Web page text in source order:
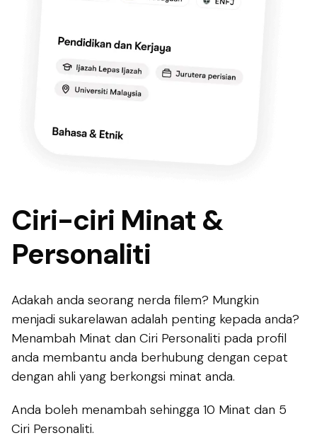
Ciri-ciri Minat &
Personaliti
Adakah anda seorang nerda filem? Mungkin
menjadi sukarelawan adalah penting kepada anda?
Menambah Minat dan Ciri Personaliti pada profil
anda membantu anda berhubung dengan cepat
dengan ahli yang berkongsi minat anda.
Anda boleh menambah sehingga 10 Minat dan 5
Ciri Personaliti.